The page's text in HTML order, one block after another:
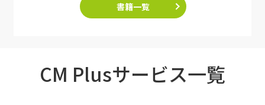
書籍一覧
CM Plusサービス一覧